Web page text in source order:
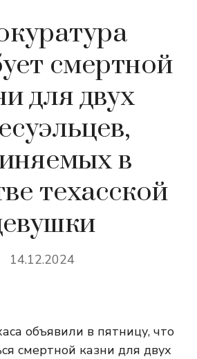
смертной
для двух
в
техасской
14.12.2024
объявили в пятницу, что
смертной казни для двух